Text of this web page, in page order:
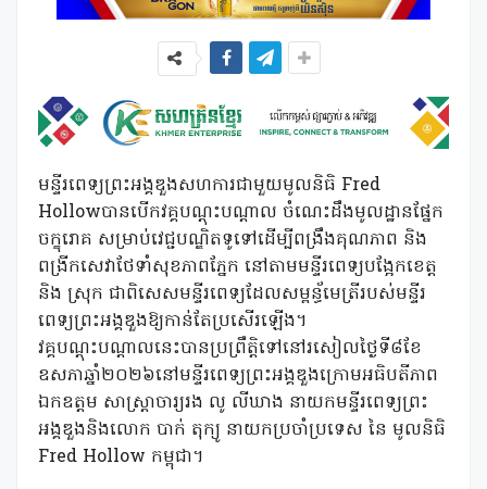
មន្ទីរពេទ្យព្រះអង្គឌួងសហការជាមួយមូលនិធិ Fred
Hollowបានបើកវគ្គបណ្តុះបណ្តាល ចំណេះដឹងមូលដ្ឋានផ្នែក
ចក្ខុរោគ សម្រាប់វេជ្ជបណ្ឌិតទូទៅដើម្បីពង្រឹងគុណភាព និង
ពង្រីកសេវាថែទាំសុខភាពភ្នែក នៅតាមមន្ទីរពេទ្យបង្អែកខេត្ត
និង ស្រុក ជាពិសេសមន្ទីរពេទ្យដែលសម្ពន្ធ័មេត្រីរបស់មន្ទីរ
ពេទ្យព្រះអង្គឌួងឱ្យកាន់តែប្រសើរឡើង។
វគ្គបណ្តុះបណ្តាលនេះបានប្រព្រឹត្តិទៅនៅរសៀលថ្ងៃទី៨ខែ
ឧសភាឆ្នាំ២០២៦នៅមន្ទីរពេទ្យព្រះអង្គឌួងក្រោមអធិបតីភាព
ឯកឧត្តម សាស្ត្រាចារ្យរង លូ លីឃាង នាយកមន្ទីរពេទ្យព្រះ
អង្គឌួងនិងលោក បាក់ តុក្យូ នាយកប្រចាំប្រទេស នៃ មូលនិធិ
Fred Hollow កម្ពុជា។